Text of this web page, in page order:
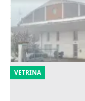
Lugo
Offerta minima
247.500 €
28/10/2026
VETRINA